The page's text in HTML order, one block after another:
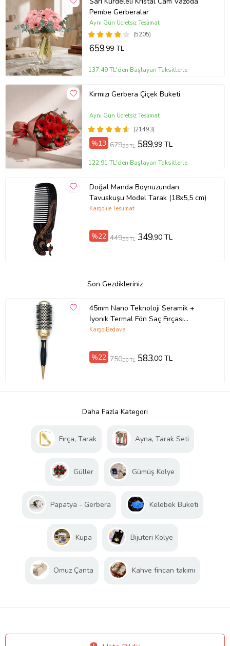
Pembe Gerberalar
(5205)
Aynı Gün Ücretsiz Teslimat
659,99 TL
137,49 TL'den Başlayan Taksitlerle
Kırmızı Gerbera Çiçek Buketi
(21493)
Aynı Gün Ücretsiz Teslimat
%13 679,99 TL 589,99 TL
122,91 TL'den Başlayan Taksitlerle
Doğal Manda Boynuzundan
Tavuskuşu Model Tarak (18x5,5 cm)
Kargo ile Teslimat
%22 449,99 TL 349,90 TL
Son Gezdikleriniz
45mm Nano Teknoloji Seramik +
İyonik Termal Fön Saç Fırçası
Profesyonel Seri 1. Kalite (Siyah)
Kargo Bedava
%22 750,00 TL 583,00 TL
Daha Fazla Kategori
Fırça, Tarak Ayna, Tarak Seti
Güller Gümüş Kolye
Papatya - Gerbera Kelebek Buketi
Kupa Bijuteri Kolye
Omuz Çanta Kahve fincan takımı